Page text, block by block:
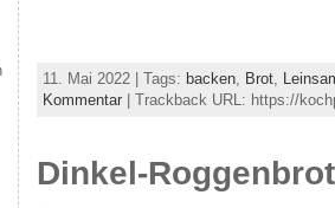
11. Mai 2022 | Tags: backen Brot
Kommentar | Trackback URL: https://
Dinkel-